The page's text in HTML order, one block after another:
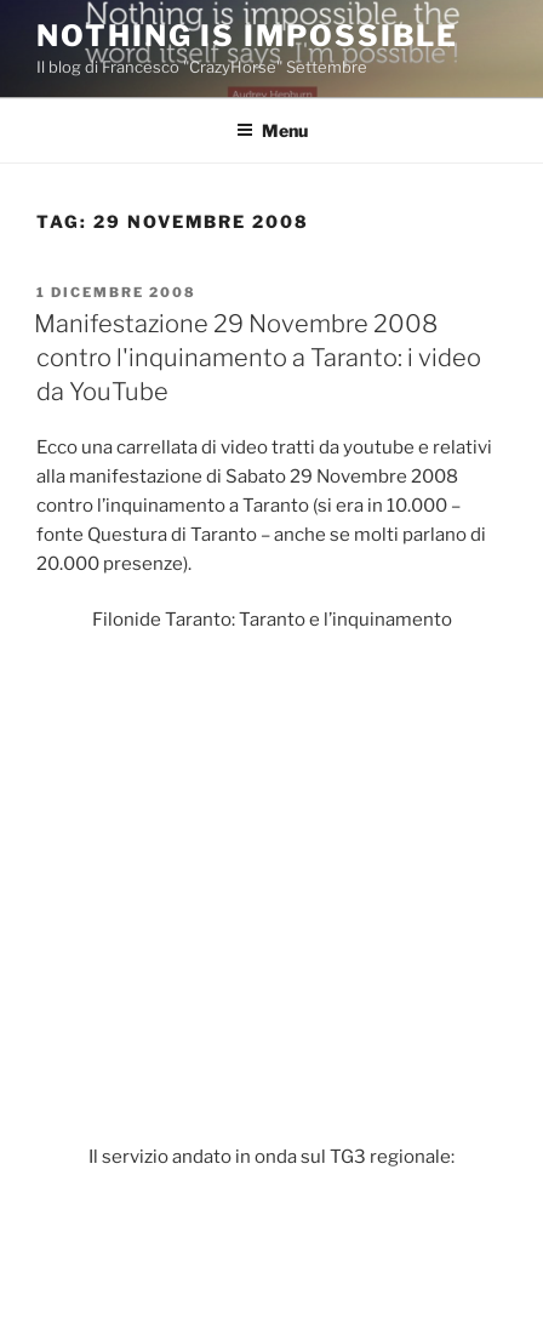
contenuto
NOTHING IS IMPOSSIBLE
Il blog di Francesco "CrazyHorse" Settembre
Menu
TAG: 29 NOVEMBRE 2008
PUBBLICATO
IL
1 DICEMBRE 2008
Manifestazione 29 Novembre 2008
contro l'inquinamento a Taranto: i video
da YouTube
Ecco una carrellata di video tratti da youtube e relativi
alla manifestazione di Sabato 29 Novembre 2008
contro l’inquinamento a Taranto (si era in 10.000 –
fonte Questura di Taranto – anche se molti parlano di
20.000 presenze).
Filonide Taranto: Taranto e l’inquinamento
Il servizio andato in onda sul TG3 regionale: